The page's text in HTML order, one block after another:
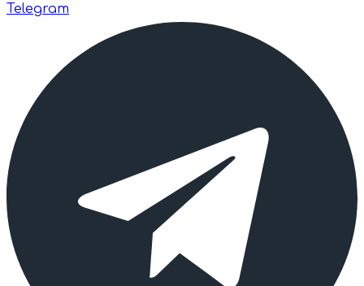
Telegram